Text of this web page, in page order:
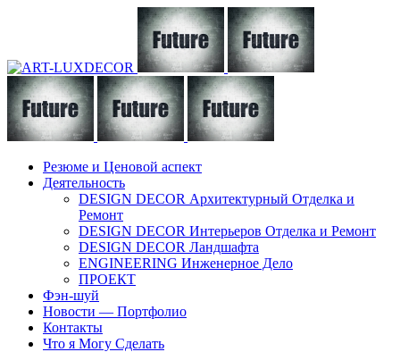
Резюме и Ценовой аспект
Деятельность
DESIGN DECOR Архитектурный Отделка и
Ремонт
DESIGN DECOR Интерьеров Отделка и Ремонт
DESIGN DECOR Ландшафта
ENGINEERING Инженерное Дело
ПРОЕКТ
Фэн-шуй
Новости — Портфолио
Контакты
Что я Могу Сделать